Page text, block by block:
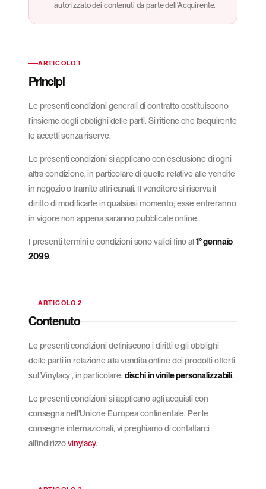
autorizzato dei contenuti da parte dell'Acquirente.
ARTICOLO 1
Principi
Le presenti condizioni generali di contratto costituiscono
l'insieme degli obblighi delle parti. Si ritiene che l'acquirente
le accetti senza riserve.
Le presenti condizioni si applicano con esclusione di ogni
altra condizione, in particolare di quelle relative alle vendite
in negozio o tramite altri canali. Il venditore si riserva il
diritto di modificarle in qualsiasi momento; esse entreranno
in vigore non appena saranno pubblicate online.
I presenti termini e condizioni sono validi fino al 1° gennaio
2099.
ARTICOLO 2
Contenuto
Le presenti condizioni definiscono i diritti e gli obblighi
delle parti in relazione alla vendita online dei prodotti offerti
sul Vinylacy , in particolare:dischi in vinile personalizzabili.
Le presenti condizioni si applicano agli acquisti con
consegna nell'Unione Europea continentale. Per le
consegne internazionali, vi preghiamo di contattarci
all'indirizzovinylacy.